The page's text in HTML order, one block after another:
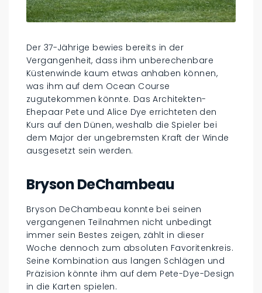
Der 37-Jährige bewies bereits in der
Vergangenheit, dass ihm unberechenbare
Küstenwinde kaum etwas anhaben können,
was ihm auf dem Ocean Course
zugutekommen könnte. Das Architekten-
Ehepaar Pete und Alice Dye errichteten den
Kurs auf den Dünen, weshalb die Spieler bei
dem Major der ungebremsten Kraft der Winde
ausgesetzt sein werden.
Bryson DeChambeau
Bryson DeChambeau konnte bei seinen
vergangenen Teilnahmen nicht unbedingt
immer sein Bestes zeigen, zählt in dieser
Woche dennoch zum absoluten Favoritenkreis.
Seine Kombination aus langen Schlägen und
Präzision könnte ihm auf dem Pete-Dye-Design
in die Karten spielen.